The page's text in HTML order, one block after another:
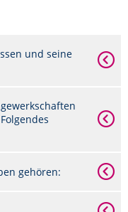
und seine
gehören: